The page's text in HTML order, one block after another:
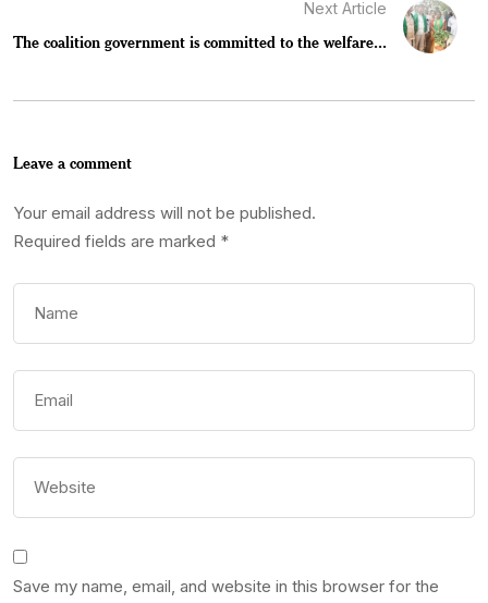
Next Article
The coalition government is committed to the welfare...
Leave a comment
Your email address will not be published.
Required fields are marked *
Save my name, email, and website in this browser for the